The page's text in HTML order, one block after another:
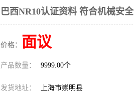
巴西NR10认证资料 符合机械安
价格： 面议
产品数量： 9999.00个
发货地址： 上海市崇明县